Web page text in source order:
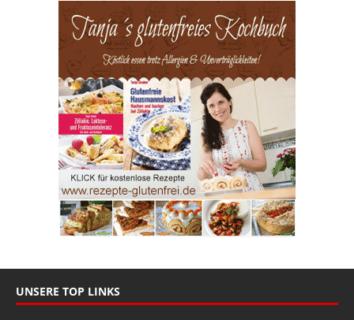
UNSERE TOP LINKS